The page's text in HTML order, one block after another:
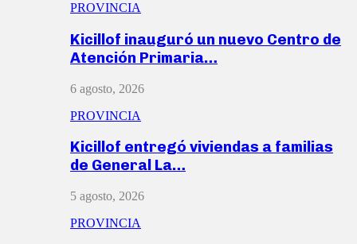
PROVINCIA
Kicillof inauguró un nuevo Centro de
Atención Primaria…
6 agosto, 2026
PROVINCIA
Kicillof entregó viviendas a familias
de General La…
5 agosto, 2026
PROVINCIA